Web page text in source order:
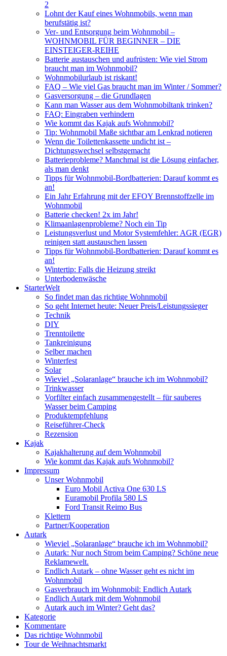
2
Lohnt der Kauf eines Wohnmobils, wenn man
berufstätig ist?
Ver- und Entsorgung beim Wohnmobil –
WOHNMOBIL FÜR BEGINNER – DIE
EINSTEIGER-REIHE
Batterie austauschen und aufrüsten: Wie viel Strom
braucht man im Wohnmobil?
Wohnmobilurlaub ist riskant!
FAQ – Wie viel Gas braucht man im Winter / Sommer?
Gasversorgung – die Grundlagen
Kann man Wasser aus dem Wohnmobiltank trinken?
FAQ: Eingraben verhindern
Wie kommt das Kajak aufs Wohnmobil?
Tip: Wohnmobil Maße sichtbar am Lenkrad notieren
Wenn die Toilettenkassette undicht ist –
Dichtungswechsel selbstgemacht
Batterieprobleme? Manchmal ist die Lösung einfacher,
als man denkt
Tipps für Wohnmobil-Bordbatterien: Darauf kommt es
an!
Ein Jahr Erfahrung mit der EFOY Brennstoffzelle im
Wohnmobil
Batterie checken! 2x im Jahr!
Klimaanlagenprobleme? Noch ein Tip
Leistungsverlust und Motor Systemfehler: AGR (EGR)
reinigen statt austauschen lassen
Tipps für Wohnmobil-Bordbatterien: Darauf kommt es
an!
Wintertip: Falls die Heizung streikt
Unterbodenwäsche
StarterWelt
So findet man das richtige Wohnmobil
So geht Internet heute: Neuer Preis/Leistungssieger
Technik
DIY
Trenntoilette
Tankreinigung
Selber machen
Winterfest
Solar
Wieviel „Solaranlage“ brauche ich im Wohnmobil?
Trinkwasser
Vorfilter einfach zusammengestellt – für sauberes
Wasser beim Camping
Produktempfehlung
Reiseführer-Check
Rezension
Kajak
Kajakhalterung auf dem Wohnmobil
Wie kommt das Kajak aufs Wohnmobil?
Impressum
Unser Wohnmobil
Euro Mobil Activa One 630 LS
Euramobil Profila 580 LS
Ford Transit Reimo Bus
Klettern
Partner/Kooperation
Autark
Wieviel „Solaranlage“ brauche ich im Wohnmobil?
Autark: Nur noch Strom beim Camping? Schöne neue
Reklamewelt.
Endlich Autark – ohne Wasser geht es nicht im
Wohnmobil
Gasverbrauch im Wohnmobil: Endlich Autark
Endlich Autark mit dem Wohnmobil
Autark auch im Winter? Geht das?
Kategorie
Kommentare
Das richtige Wohnmobil
Tour de Weihnachtsmarkt